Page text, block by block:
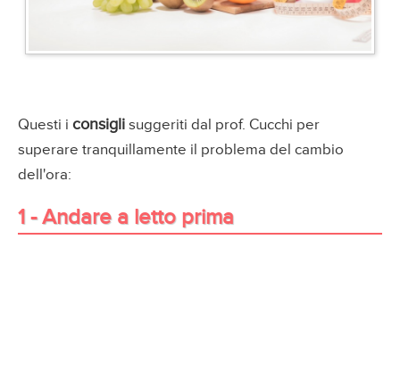
Questi i consigli suggeriti dal prof. Cucchi per
superare tranquillamente il problema del cambio
dell'ora:
1 - Andare a letto prima